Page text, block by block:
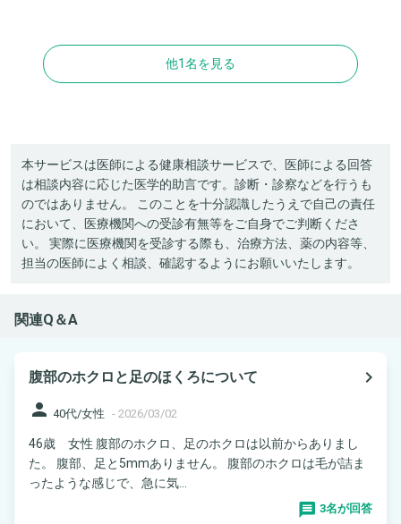
他1名を見る
本サービスは医師による健康相談サービスで、医師による回答
は相談内容に応じた医学的助言です。診断・診察などを行うも
のではありません。 このことを十分認識したうえで自己の責任
において、医療機関への受診有無等をご自身でご判断くださ
い。 実際に医療機関を受診する際も、治療方法、薬の内容等、
担当の医師によく相談、確認するようにお願いいたします。
関連Q＆A
腹部のホクロと足のほくろについて
navigate_next
person 40代/女性 - 2026/03/02
46歳 女性 腹部のホクロ、足のホクロは以前からありまし
た。 腹部、足と5mmありません。 腹部のホクロは毛が詰ま
ったような感じで、急に気...
3名が回答